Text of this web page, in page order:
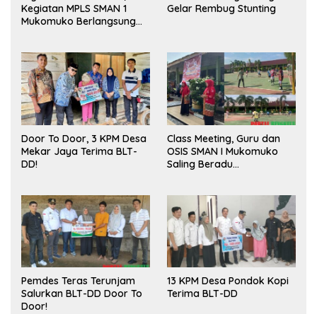
Kegiatan MPLS SMAN 1
Mukomuko Berlangsung
Gelar Rembug Stunting
Door To Door, 3 KPM Desa
Mekar Jaya Terima BLT-
DD!
Class Meeting, Guru dan
OSIS SMAN I Mukomuko
Saling Beradu
Pemdes Teras Terunjam
Salurkan BLT-DD Door To
Door!
13 KPM Desa Pondok Kopi
Terima BLT-DD